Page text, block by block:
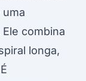
combina
longa,